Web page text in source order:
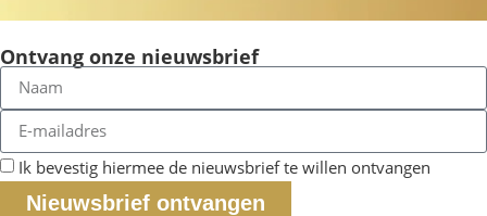
Ontvang onze nieuwsbrief
Ik bevestig hiermee de nieuwsbrief te willen ontvangen
Nieuwsbrief ontvangen